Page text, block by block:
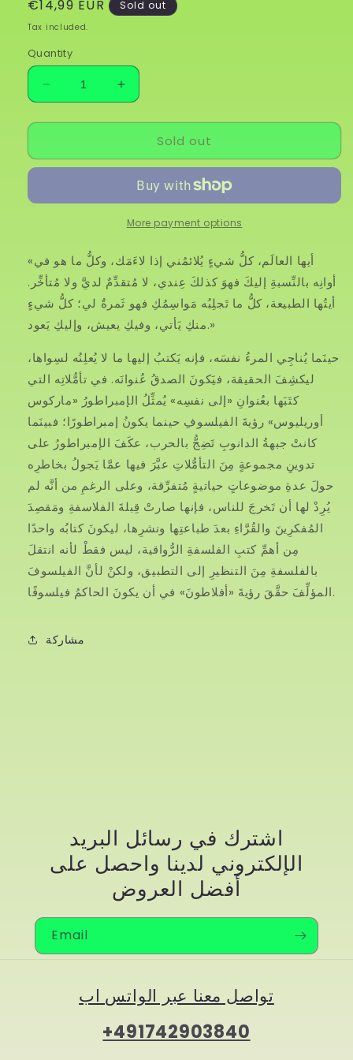
Regular
price
€14,99 EUR Sold out
Tax included.
Quantity
Decrease
quantity
for
Increase
quantity
for
التأملاتSold out
More payment options
«أيها العالَم، كلُّ شيءٍ يُلائمُني إذا لاءَمَك، وكلُّ ما هو في
أوانِه بالنِّسبةِ إليكَ فهوَ كذلكَ عِندي، لا مُتقدِّمٌ لديَّ ولا مُتأخِّر.
أيتُها الطبيعة، كلُّ ما تَجلِبُه مَواسِمُكِ فهو ثَمرةٌ لي؛ كلُّ شيءٍ
منكِ يَأتي، وفيكِ يعيش، وإليكِ يَعود.»
حينَما يُناجِي المرءُ نفسَه، فإنه يَكتبُ إليها ما لا يُعلِنُه لسِواها،
ليكشِفَ الحقيقة، فيَكونَ الصدقُ عُنوانَه. في تأمُّلاتِه التي
كتَبَها بعُنوانِ «إلى نفسِه» يُمثِّلُ الإمبراطورُ «ماركوس
أوريليوس» رؤيةَ الفيلسوفِ حينما يكونُ إمبراطورًا؛ فبينَما
كانتْ جبهةُ الدانوبِ تَضِجُّ بالحرب، عكَفَ الإمبراطورُ على
تدوينِ مجموعةٍ مِنَ التأمُّلاتِ عبَّرَ فيها عمَّا يَجولُ بخاطرِه
حولَ عدةِ موضوعاتٍ حياتيةٍ مُتفرِّقة، وعلى الرغمِ من أنَّه لم
يُرِدْ لها أن تَخرجَ للناس، فإنها صارتْ قِبلةَ الفلاسفةِ ومَقصِدَ
المُفكرِينَ والقُرَّاءِ بعدَ طباعتِها ونشرِها، ليكونَ كتابُه واحدًا
مِن أهمِّ كتبِ الفلسفةِ الرُّواقية، ليس فقطْ لأنه انتقلَ
بالفلسفةِ مِنَ التنظيرِ إلى التطبيق، ولكنْ لأنَّ الفيلسوفَ
المؤلِّفَ حقَّقَ رؤيةَ «أفلاطونَ» في أن يكونَ الحاكمُ فيلسوفًا.
مشاركة
اشترك في رسائل البريد
الإلكتروني لدينا واحصل على
أفضل العروض
Email
تواصل معنا عبر الواتس اب
+491742903840